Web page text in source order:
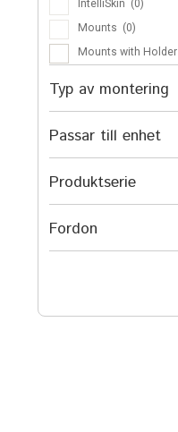
IntelliSkin (0)
Mounts (0)
Mounts with Holder
Typ av montering
Passar till enhet
Produktserie
Fordon